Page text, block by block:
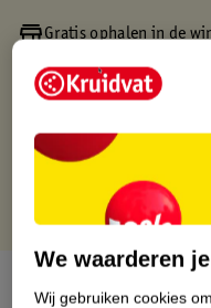
Gratis ophalen in de
Gratis thuisbezorgd
Gratis punten met je
Over dit product
We waarderen
Wij gebruiken cookies